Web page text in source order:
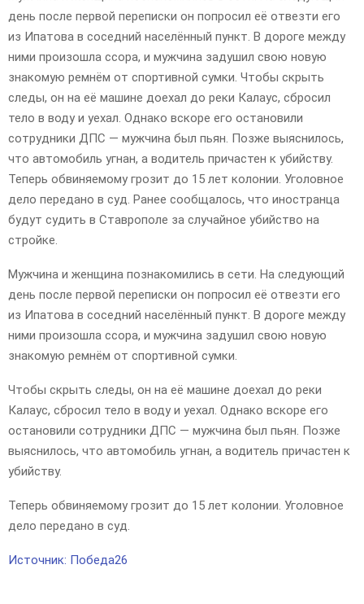
день после первой переписки он попросил её отвезти его
из Ипатова в соседний населённый пункт. В дороге между
ними произошла ссора, и мужчина задушил свою новую
знакомую ремнём от спортивной сумки. Чтобы скрыть
следы, он на её машине доехал до реки Калаус, сбросил
тело в воду и уехал. Однако вскоре его остановили
сотрудники ДПС — мужчина был пьян. Позже выяснилось,
что автомобиль угнан, а водитель причастен к убийству.
Теперь обвиняемому грозит до 15 лет колонии. Уголовное
дело передано в суд. Ранее сообщалось, что иностранца
будут судить в Ставрополе за случайное убийство на
стройке.
Мужчина и женщина познакомились в сети. На следующий
день после первой переписки он попросил её отвезти его
из Ипатова в соседний населённый пункт. В дороге между
ними произошла ссора, и мужчина задушил свою новую
знакомую ремнём от спортивной сумки.
Чтобы скрыть следы, он на её машине доехал до реки
Калаус, сбросил тело в воду и уехал. Однако вскоре его
остановили сотрудники ДПС — мужчина был пьян. Позже
выяснилось, что автомобиль угнан, а водитель причастен к
убийству.
Теперь обвиняемому грозит до 15 лет колонии. Уголовное
дело передано в суд.
Источник: Победа26